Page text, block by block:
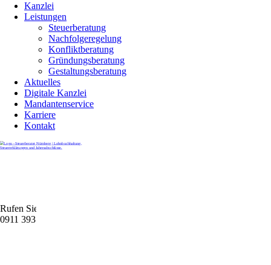
Kanzlei
Leistungen
Steuerberatung
Nachfolgeregelung
Konfliktberatung
Gründungsberatung
Gestaltungsberatung
Aktuelles
Digitale Kanzlei
Mandantenservice
Karriere
Kontakt
Rufen Sie uns gerne an
0911 39372790